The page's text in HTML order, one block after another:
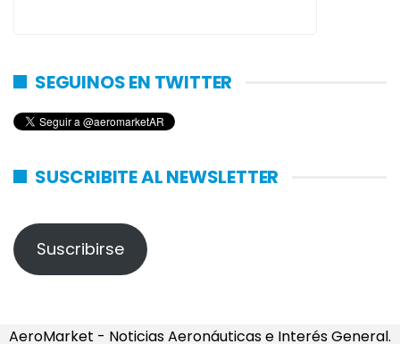
SEGUINOS EN TWITTER
SUSCRIBITE AL NEWSLETTER
Suscribirse
AeroMarket - Noticias Aeronáuticas e Interés General.